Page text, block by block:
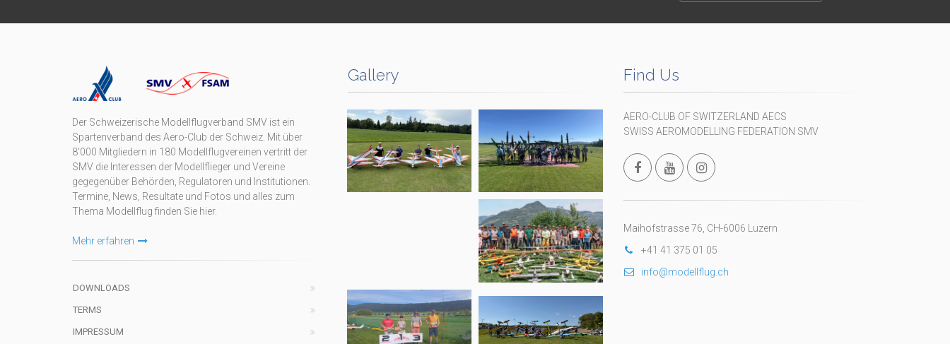
Der Schweizerische Modellflugverband SMV ist ein
Spartenverband des Aero-Club der Schweiz. Mit über
8'000 Mitgliedern in 180 Modellflugvereinen vertritt der
SMV die Interessen der Modellflieger und Vereine
gegegenüber Behörden, Regulatoren und Institutionen.
Termine, News, Resultate und Fotos und alles zum
Thema Modellflug finden Sie hier.
Mehr erfahren
DOWNLOADS
TERMS
IMPRESSUM
Gallery Find Us
AERO-CLUB OF SWITZERLAND AECS
SWISS AEROMODELLING FEDERATION SMV
Maihofstrasse 76, CH-6006 Luzern
+41 41 375 01 05
info@modellflug.ch